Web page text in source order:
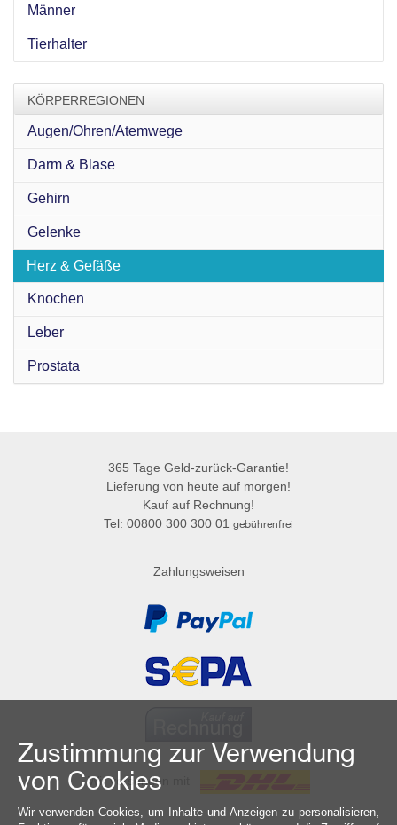
Männer
Tierhalter
KÖRPERREGIONEN
Augen/Ohren/Atemwege
Darm & Blase
Gehirn
Gelenke
Herz & Gefäße
Knochen
Leber
Prostata
365 Tage Geld-zurück-Garantie!
Lieferung von heute auf morgen!
Kauf auf Rechnung!
Tel: 00800 300 300 01 gebührenfrei
Zahlungsweisen
Wir versenden mit
Zustimmung zur Verwendung
von Cookies
Wir verwenden Cookies, um Inhalte und Anzeigen zu personalisieren,